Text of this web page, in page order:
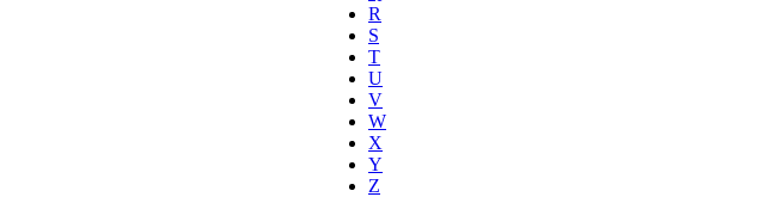
R
S
T
U
V
W
X
Y
Z